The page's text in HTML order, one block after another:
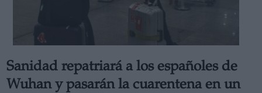
Sanidad repatriará a los españoles de
Wuhan y pasarán la cuarentena en un
Derechos: